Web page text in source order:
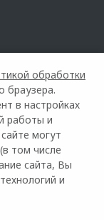
(3435) 47-18-08
обработки
браузера.
в настройках
работы и
могут
том числе
сайта, Вы
и